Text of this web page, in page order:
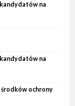
na
na
środków ochrony